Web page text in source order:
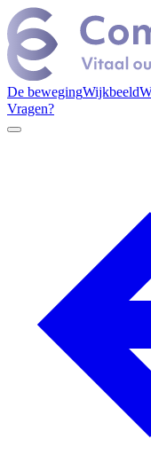
De bewegingWijkbeeld
Vragen?